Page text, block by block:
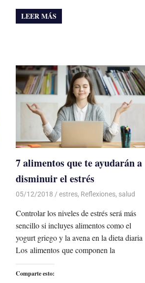
LEER MÁS
7 alimentos que te ayudarán a
disminuir el estrés
05/12/2018 De todo un Poco
estres, Reflexiones, salud
Controlar los niveles de estrés será más
sencillo si incluyes alimentos como el
yogurt griego y la avena en la dieta diaria
Los alimentos que componen la
Comparte esto: